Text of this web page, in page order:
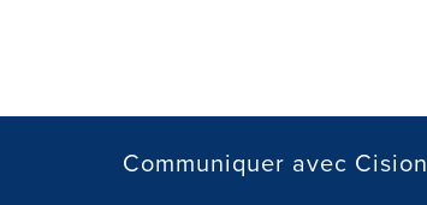
Communiquer avec Cision